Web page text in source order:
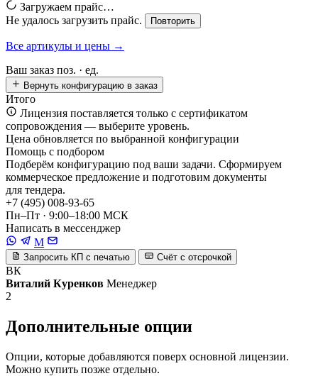
Загружаем прайс…
Не удалось загрузить прайс.
Повторить
Все артикулы и цены →
Ваш заказ поз. · ед.
Вернуть конфигурацию в заказ
Итого
Лицензия поставляется только с сертификатом
сопровождения — выберите уровень.
Цена обновляется по выбранной конфигурации
Помощь с подбором
Подберём конфигурацию под ваши задачи. Сформируем
коммерческое предложение и подготовим документы
для тендера.
+7 (495) 008-93-65
Пн–Пт · 9:00–18:00 МСК
Написать в мессенджер
M
Запросить КП с печатью Счёт с отсрочкой
ВК
Виталий Куренков Менеджер
2
Дополнительные опции
Опции, которые добавляются поверх основной лицензии.
Можно купить позже отдельно.